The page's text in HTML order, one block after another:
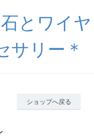
とワイヤ
サリー＊
ショップへ戻る